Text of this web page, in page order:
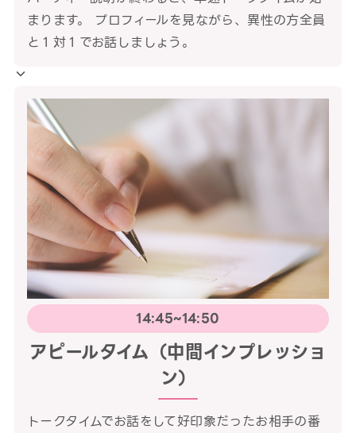
まります。 プロフィールを見ながら、異性の方全員
と１対１でお話しましょう。
14:45~14:50
アピールタイム（中間インプレッショ
ン）
トークタイムでお話をして好印象だったお相手の番